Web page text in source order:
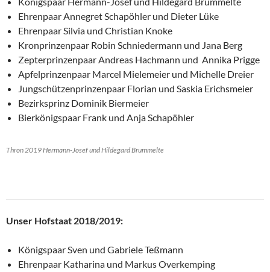
Ehrenpaar Annegret Schapöhler und Dieter Lüke
Ehrenpaar Silvia und Christian Knoke
Kronprinzenpaar Robin Schniedermann und Jana Berg
Zepterprinzenpaar Andreas Hachmann und Annika Prigge
Apfelprinzenpaar Marcel Mielemeier und Michelle Dreier
Jungschützenprinzenpaar Florian und Saskia Erichsmeier
Bezirksprinz Dominik Biermeier
Bierkönigspaar Frank und Anja Schapöhler
Thron 2019 Hermann-Josef und Hildegard Brummelte
Unser Hofstaat 2018/2019:
Königspaar Sven und Gabriele Teßmann
Ehrenpaar Katharina und Markus Overkemping